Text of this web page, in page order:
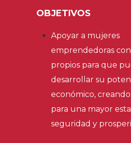
OBJETIVOS
Apoyar a mujeres
emprendedoras
propios para que
desarrollar su
económico,
para una mayor
seguridad y